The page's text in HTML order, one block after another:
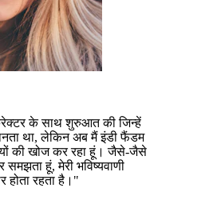
के साथ शुरुआत की जिन्हें
था, लेकिन अब मैं इंडी फैंडम
की खोज कर रहा हूं। जैसे-जैसे
समझता हूं, मेरी भविष्यवाणी
होता रहता है।"